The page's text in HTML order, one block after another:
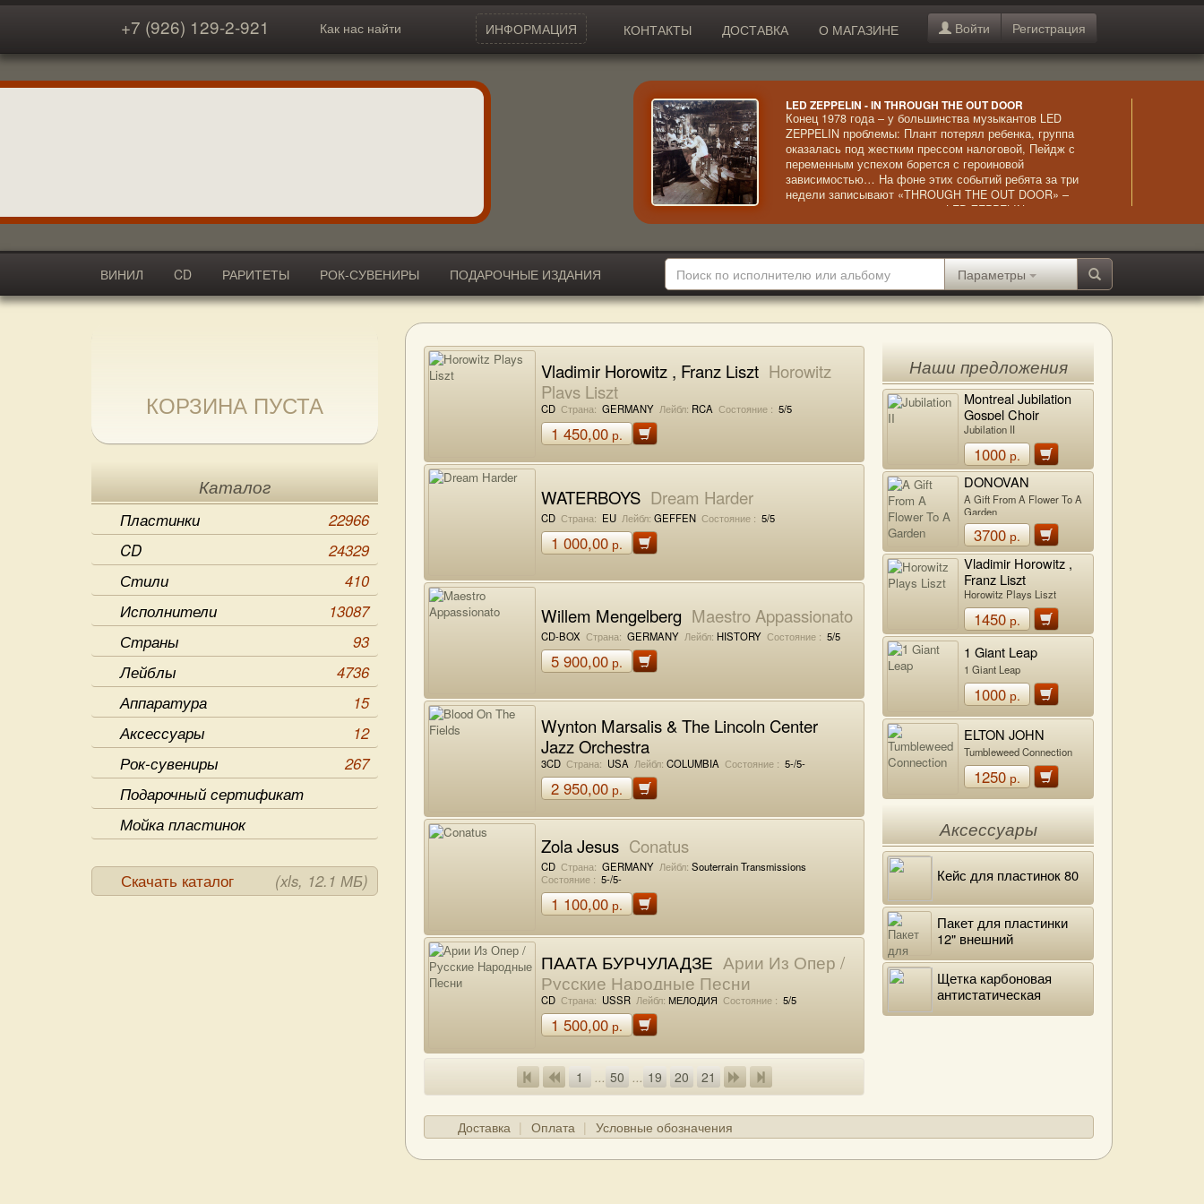
+7 (926) 129-2-921 Как нас найти ИНФОРМАЦИЯ КОНТАКТЫ ДОСТАВКА О МАГАЗИНЕ Войти Регистрация
LED ZEPPELIN - IN THROUGH THE OUT DOOR
Конец 1978 года – у большинства музыкантов LED
ZEPPELIN проблемы: Плант потерял ребенка, группа
оказалась под жестким прессом налоговой, Пейдж с
переменным успехом борется с героиновой
зависимостью… На фоне этих событий ребята за три
недели записывают «THROUGH THE OUT DOOR» –
альбом, благодаря которому LED ZEPPELIN ставит
собственный рекорд , выйдя на первые места в Billboard
запись с Джоном Бонэмом, погибшим в 1980 году.
ВИНИЛ CD РАРИТЕТЫ РОК-СУВЕНИРЫ
ПОДАРОЧНЫЕ ИЗДАНИЯ
АКСЕССУАРЫ
Параметры
КОРЗИНА ПУСТА
Каталог
Пластинки
22966
CD
24329
Стили
410
Исполнители
13087
Страны
93
Лейблы
4736
Аппаратура
15
Аксессуары
12
Рок-сувениры
267
Подарочный сертификат
Мойка пластинок
Скачать каталог (xls, 12.1 МБ)
Vladimir Horowitz , Franz Liszt Horowitz
Plays Liszt
CD Страна: GERMANY Лейбл: RCA Состояние : 5/5
1 450,00р.
WATERBOYS Dream Harder
CD Страна: EU Лейбл: GEFFEN Состояние : 5/5
1 000,00р.
Willem Mengelberg Maestro Appassionato
CD-BOX Страна: GERMANY Лейбл: HISTORY Состояние : 5/5
5 900,00р.
Wynton Marsalis & The Lincoln Center
Jazz Orchestra
Blood On The Fields
3CD Страна: USA Лейбл: COLUMBIA Состояние : 5-/5-
2 950,00р.
Zola Jesus Conatus
CD Страна: GERMANY Лейбл: Souterrain Transmissions
Состояние : 5-/5-
1 100,00р.
ПААТА БУРЧУЛАДЗЕ Арии Из Опер /
Русские Народные Песни
CD Страна: USSR Лейбл: МЕЛОДИЯ Состояние : 5/5
1 500,00р.
1 ... 50 ... 19 20 21
Наши предложения
Montreal Jubilation
Gospel Choir
Jubilation II
1000р.
DONOVAN
A Gift From A Flower To A
Garden
3700р.
Vladimir Horowitz ,
Franz Liszt
Horowitz Plays Liszt
1450р.
1 Giant Leap
1 Giant Leap
1000р.
ELTON JOHN
Tumbleweed Connection
1250р.
Аксессуары
Кейс для пластинок 80
Пакет для пластинки
12" внешний
Щетка карбоновая
антистатическая
Доставка Оплата Условные обозначения